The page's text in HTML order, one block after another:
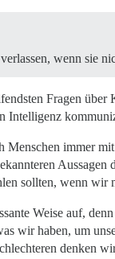
wenn sie
Fragen
Intelligenz
Menschen immer
sollten, wenn wir
Weise auf,
wir haben, um
denken